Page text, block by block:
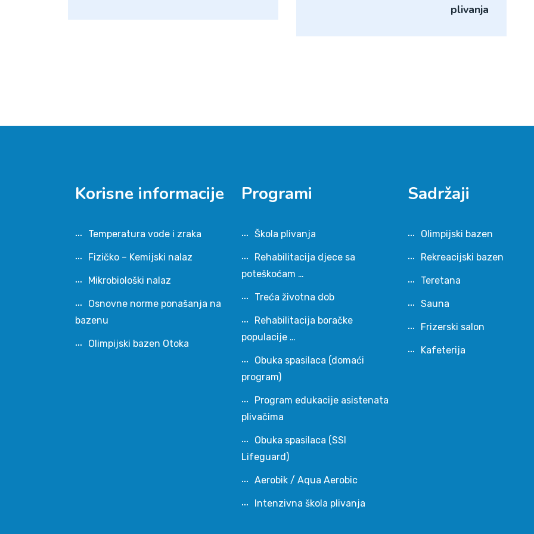
plivanja
Korisne informacije
Temperatura vode i zraka
Fizičko – Kemijski nalaz
Mikrobiološki nalaz
Osnovne norme ponašanja na
bazenu
Olimpijski bazen Otoka
Programi
Škola plivanja
Rehabilitacija djece sa
poteškoćam …
Treća životna dob
Rehabilitacija boračke
populacije …
Obuka spasilaca (domaći
program)
Program edukacije asistenata
plivačima
Obuka spasilaca (SSI
Lifeguard)
Aerobik / Aqua Aerobic
Intenzivna škola plivanja
Sadržaji
Olimpijski bazen
Rekreacijski bazen
Teretana
Sauna
Frizerski salon
Kafeterija